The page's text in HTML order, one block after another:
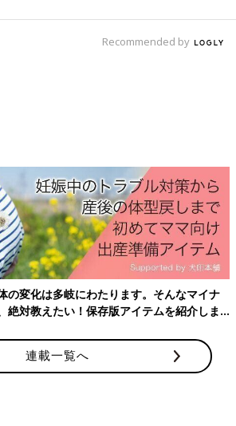
Recommended by
の変化は多岐にわたります。そんなマイナ
絶対教えたい！保存版アイテムを紹介しま
連載一覧へ